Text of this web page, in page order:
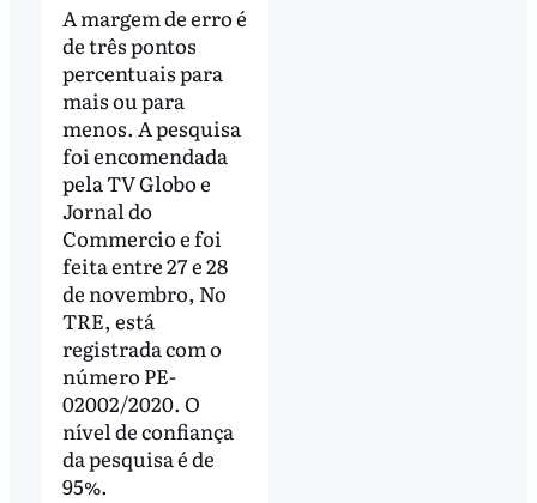
A margem de erro é
de três pontos
percentuais para
mais ou para
menos. A pesquisa
foi encomendada
pela TV Globo e
Jornal do
Commercio e foi
feita entre 27 e 28
de novembro, No
TRE, está
registrada com o
número PE-
02002/2020. O
nível de confiança
da pesquisa é de
95%.